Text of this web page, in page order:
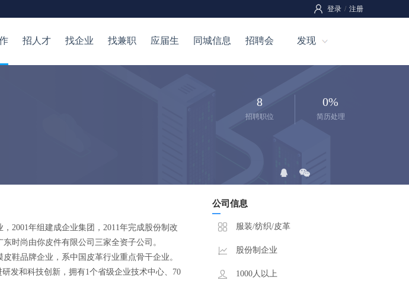
登录 / 注册
招人才 找企业 找兼职 应届生 同城信息 招聘会 发现
8
招聘职位
0%
简历处理
2001年组建成企业集团，2011年完成股份制改
时尚由你皮件有限公司三家全资子公司。
品牌企业，系中国皮革行业重点骨干企业。
和科技创新，拥有1个省级企业技术中心、70
公司信息
服装/纺织/皮革
股份制企业
1000人以上